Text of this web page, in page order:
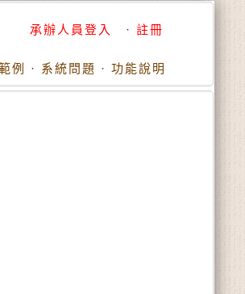
承辦人員登入 · 註冊
例 · 系統問題 · 功能說明